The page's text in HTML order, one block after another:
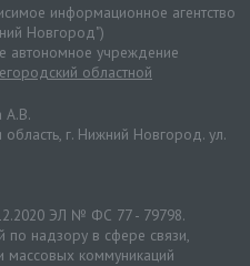
информационное агентство
Новгород")
автономное учреждение
областной
А.В.
г. Нижний Новгород. ул.
ЭЛ № ФС 77 - 79798.
надзору в сфере связи,
массовых коммуникаций